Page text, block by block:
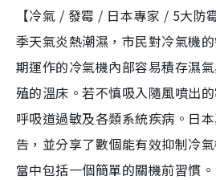
【冷氣 / 發霉 / 日本專家 / 5大防
季天氣炎熱潮濕，市民對冷氣機
期運作的冷氣機內部容易積存濕
殖的溫床。若不慎吸入隨風噴出
呼吸道過敏及各類系統疾病。日
告，並分享了數個能有效抑制冷
當中包括一個簡單的關機前習慣。